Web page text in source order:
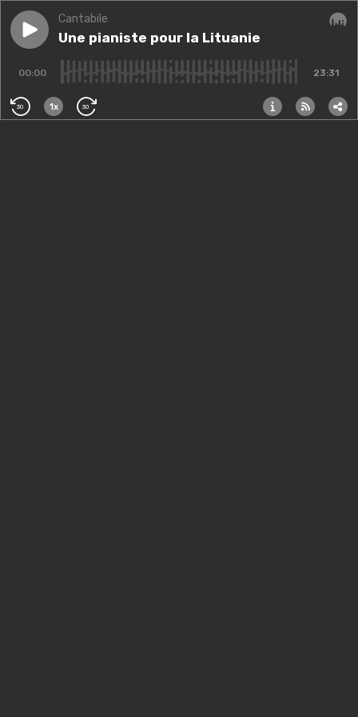
Play episodeUne pianiste pour la Lituanie
Cantabile
Une pianiste pour la Lituanie
00:00 23:31
30 1x 30